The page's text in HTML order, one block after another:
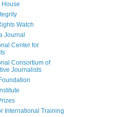
House
Watch
Journal
Center for
Consortium of
Journalists
International Training